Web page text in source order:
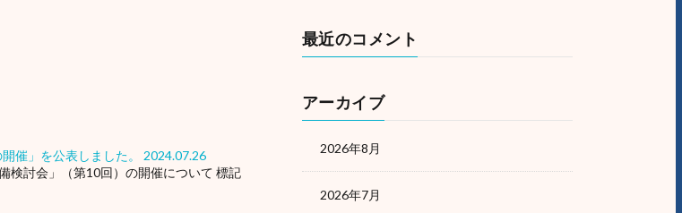
催」を公表しました。
2024.07.26
検討会」（第10回）の開催について 標記
最近のコメント
アーカイブ
2026年8月
2026年7月